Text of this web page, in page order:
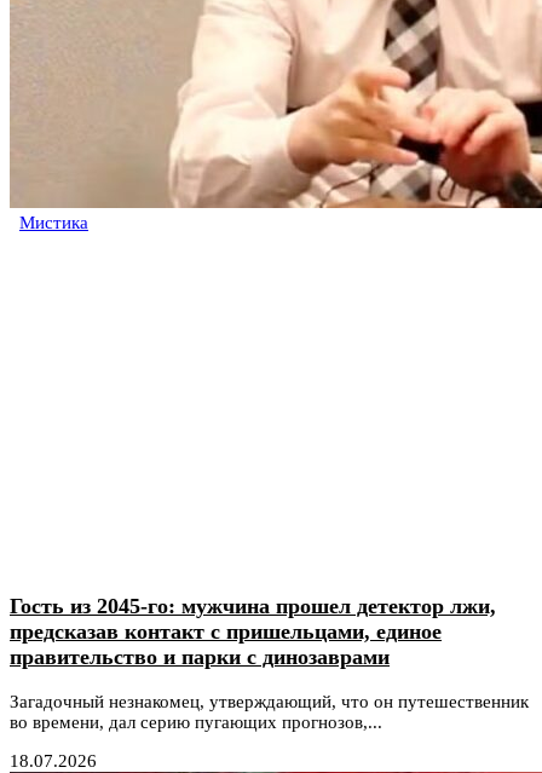
Мистика
Гость из 2045-го: мужчина прошел детектор лжи,
предсказав контакт с пришельцами, единое
правительство и парки с динозаврами
Загадочный незнакомец, утверждающий, что он путешественник
во времени, дал серию пугающих прогнозов,...
18.07.2026